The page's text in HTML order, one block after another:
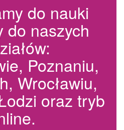
do nauki
do naszych
Poznaniu,
Wrocławiu,
oraz tryb